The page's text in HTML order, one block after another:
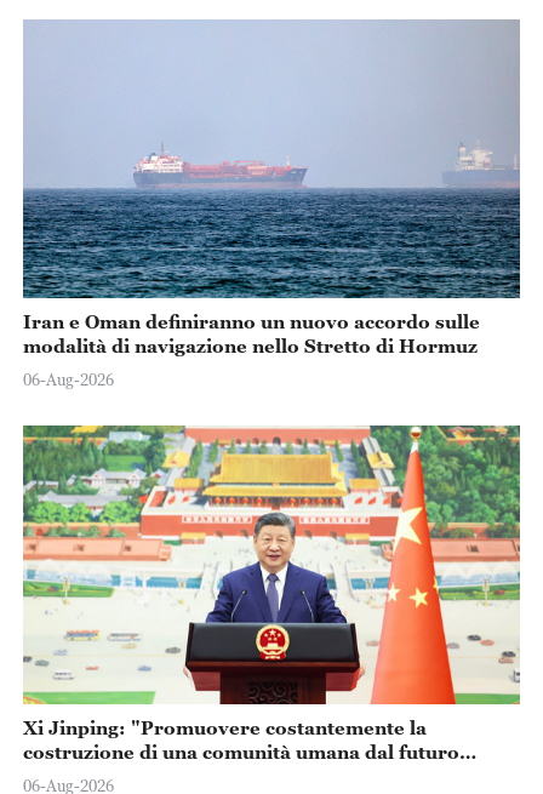
Iran e Oman definiranno un nuovo accordo sulle
modalità di navigazione nello Stretto di Hormuz
06-Aug-2026
Xi Jinping: "Promuovere costantemente la
costruzione di una comunità umana dal futuro
condiviso"
06-Aug-2026